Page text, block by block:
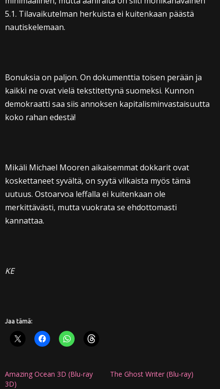
5.1. Tilavaikutelman herkuista ei kuitenkaan päästä
nautiskelemaan.
Bonuksia on paljon. On dokumenttia toisen perään ja
kaikki ne ovat vielä tekstitettynä suomeksi. Kunnon
demokraatti saa siis annoksen kapitalisminvastaisuutta
koko rahan edestä!
Mikäli Michael Mooren aikaisemmat dokkarit ovat
koskettaneet syvältä, on syytä vilkaista myös tämä
uutuus. Ostoarvoa leffalla ei kuitenkaan ole
merkittävästi, mutta vuokrata se ehdottomasti
kannattaa.
KE
Jaa tämä:
Amazing Ocean 3D (Blu-ray
3D)
The Ghost Writer (Blu-ray)